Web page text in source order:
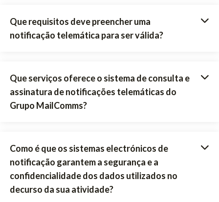
Que requisitos deve preencher uma
notificação telemática para ser válida?
Que serviços oferece o sistema de consulta e
assinatura de notificações telemáticas do
Grupo MailComms?
Como é que os sistemas electrónicos de
notificação garantem a segurança e a
confidencialidade dos dados utilizados no
decurso da sua atividade?